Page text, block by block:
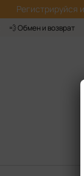
Регистрируйся‌
💨 Обмен и возврат